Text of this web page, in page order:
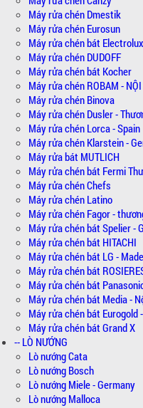
Máy rửa chén Dmestik
Máy rửa chén Eurosun
Máy rửa chén bát Electrolux
Máy rửa chén DUDOFF
Máy rửa chén bát Kocher
Máy rửa chén ROBAM -
Máy rửa chén Binova
Máy rửa chén Dusler -
Máy rửa chén Lorca - Spain
Máy rửa chén Klarstein -
Máy rửa bát MUTLICH
Máy rửa chén bát Fermi
Máy rửa chén Chefs
Máy rửa chén Latino
Máy rửa chén Fagor -
Máy rửa chén bát Spelier -
Máy rửa chén bát HITACHI
Máy rửa chén bát LG -
Máy rửa chén bát
Máy rửa chén bát
Máy rửa chén bát Media -
Máy rửa chén bát Eurogold
Máy rửa chén bát Grand X
-- LÒ NƯỚNG
Lò nướng Cata
Lò nướng Bosch
Lò nướng Miele - Germany
Lò nướng Malloca